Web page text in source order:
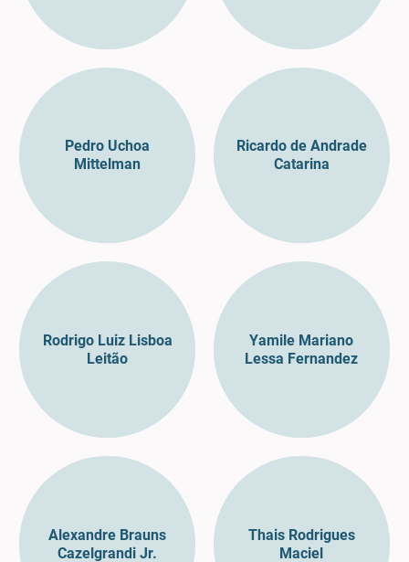
Pedro Uchoa
Mittelman
Ricardo de Andrade
Catarina
Rodrigo Luiz Lisboa
Leitão
Yamile Mariano
Lessa Fernandez
Alexandre Brauns
Cazelgrandi Jr.
Thais Rodrigues
Maciel